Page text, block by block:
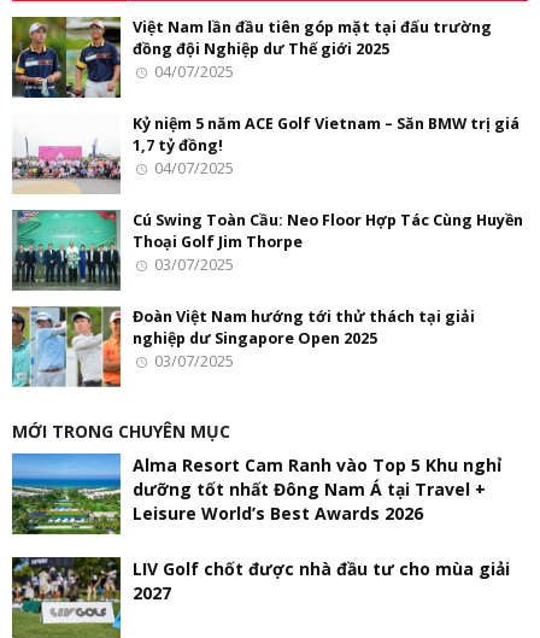
Việt Nam lần đầu tiên góp mặt tại đấu trường
đồng đội Nghiệp dư Thế giới 2025
04/07/2025
Kỷ niệm 5 năm ACE Golf Vietnam – Săn BMW trị giá
1,7 tỷ đồng!
04/07/2025
Cú Swing Toàn Cầu: Neo Floor Hợp Tác Cùng Huyền
Thoại Golf Jim Thorpe
03/07/2025
Đoàn Việt Nam hướng tới thử thách tại giải
nghiệp dư Singapore Open 2025
03/07/2025
MỚI TRONG CHUYÊN MỤC
Alma Resort Cam Ranh vào Top 5 Khu nghỉ
dưỡng tốt nhất Đông Nam Á tại Travel +
Leisure World’s Best Awards 2026
LIV Golf chốt được nhà đầu tư cho mùa giải
2027